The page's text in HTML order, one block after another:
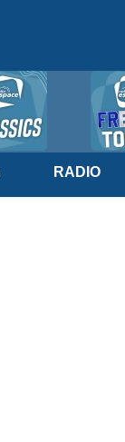
RADIO